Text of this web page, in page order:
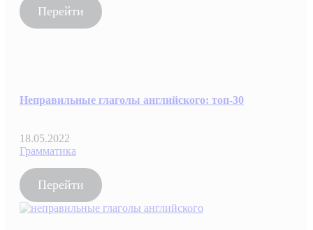
Перейти
Неправильные глаголы английского: топ-30
18.05.2022
Грамматика
Перейти